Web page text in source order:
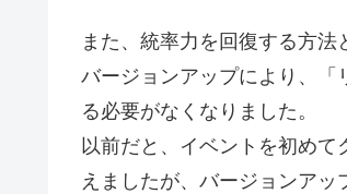
また、統率力を回復する方法
バージョンアップにより、「
る必要がなくなりました。
以前だと、イベントを初め
えましたが、バージョンアッ